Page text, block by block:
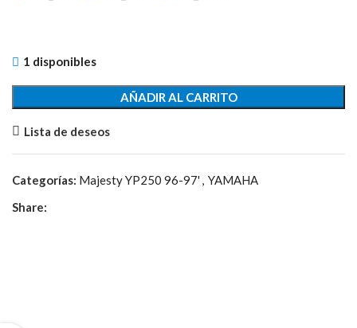
1 disponibles
AÑADIR AL CARRITO
Lista de deseos
Categorías: Majesty YP250 96-97' , YAMAHA
Share: